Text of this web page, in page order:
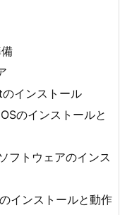
インストール
のインストールと
フトウェアのインス
インストールと動作